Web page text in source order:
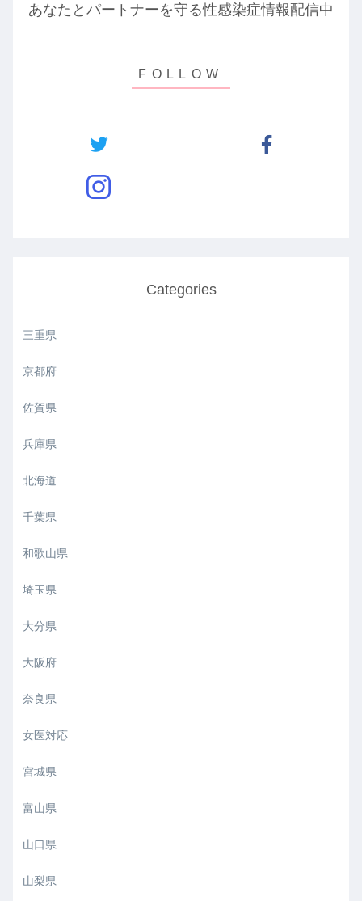
あなたとパートナーを守る性感染症情報配信中
Categories
三重県
京都府
佐賀県
兵庫県
北海道
千葉県
和歌山県
埼玉県
大分県
大阪府
奈良県
女医対応
宮城県
富山県
山口県
山梨県